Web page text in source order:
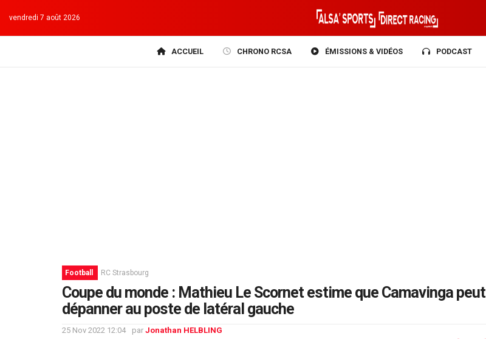
vendredi 7 août 2026
ACCUEIL CHRONO RCSA ÉMISSIONS & VIDÉOS PODCAST
Football RC Strasbourg
Coupe du monde : Mathieu Le Scornet estime que Camavinga peut
dépanner au poste de latéral gauche
25 Nov 2022 12:04 par Jonathan HELBLING